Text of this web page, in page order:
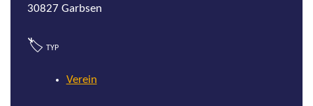
30827 Garbsen
🏷 TYP
Verein